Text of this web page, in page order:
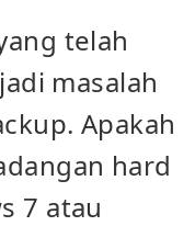
telah
masalah
Apakah
hard
7 atau